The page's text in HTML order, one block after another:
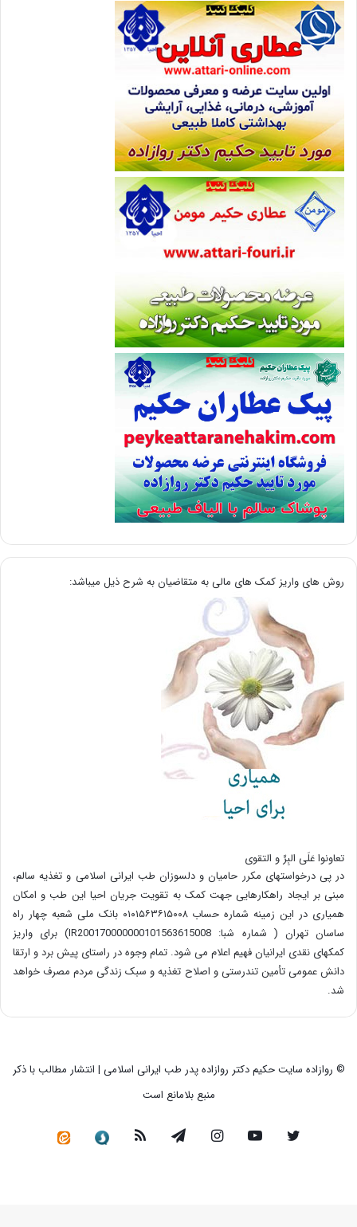
روش های واریز کمک های مالی به متقاضیان به شرح ذیل میباشد:
تعاونوا عَلَی البِرِّ و التقوی
در پی درخواستهای مکرر حامیان و دلسوزان طب ایرانی اسلامی و تغذیه سالم،
مبنی بر ایجاد راهکارهایی جهت کمک به تقویت جریان احیا این طب و امکان
همیاری در این زمینه شماره حساب ۰۱۰۱۵۶۳۶۱۵۰۰۸ بانک ملی شعبه چهار راه
ساسان تهران ( شماره شبا: IR200170000000101563615008) برای واریز
کمکهای نقدی ایرانیان فهیم اعلام می شود. تمام وجوه در راستای پیش برد و ارتقا
دانش عمومی تأمین تندرستی و اصلاح تغذیه و سبک زندگی مردم مصرف خواهد
شد.
© روازاده سایت حکیم دکتر روازاده پدر طب ایرانی اسلامی | انتشار مطالب با ذکر
منبع بلامانع است
توییتر یوتیوب اینستاگرامتلگرام خوراک سروش